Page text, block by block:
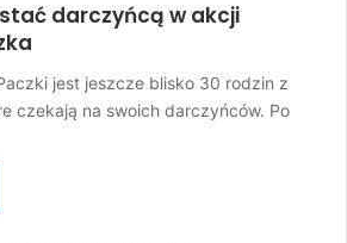
darczyńcą w akcji
jest jeszcze blisko 30 rodzin z
czekają na swoich darczyńców. Po